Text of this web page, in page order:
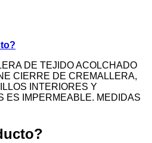
DE TEJIDO ACOLCHADO
CIERRE DE CREMALLERA,
INTERIORES Y
ES IMPERMEABLE. MEDIDAS